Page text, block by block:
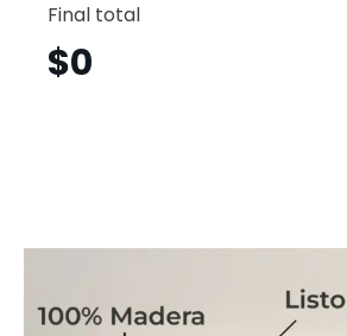
Final total
$0